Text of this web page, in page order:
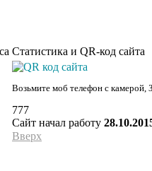
Статистика и QR-код сайта
Возьмите моб телефон с камерой,
777
Сайт начал работу
Вверх